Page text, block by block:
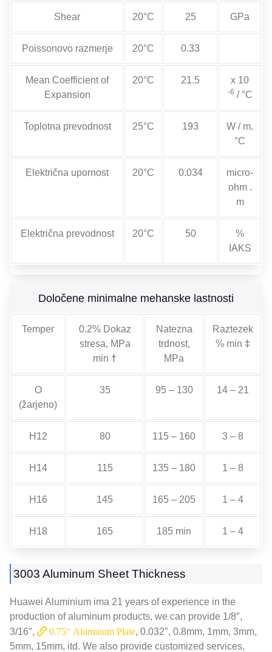
Shear 20°C 25 GPa
Poissonovo razmerje 20°C 0.33
Mean Coefficient of
Expansion
20°C 21.5 x 10
-6 / °C
Toplotna prevodnost 25°C 193
W / m.
°C
Električna upornost 20°C 0.034
micro-
ohm.
m
Električna prevodnost 20°C 50
%
IAKS
Določene minimalne mehanske lastnosti
Temper
0.2% Dokaz
stresa, MPa
min †
Natezna
trdnost,
MPa
Raztezek
% min ‡
O
(žarjeno)
35 95 – 130 14 – 21
H12 80 115 – 160 3 – 8
H14 115 135 – 180 1 – 8
H16 145 165 – 205 1 – 4
H18 165 185 min 1 – 4
3003 Aluminum Sheet Thickness
Huawei Aluminium ima 21 years of experience in the
production of aluminum products, we can provide 1/8″,
3/16″,
0.75″ Aluminum Plate, 0.032″, 0.8mm, 1mm, 3mm,
5mm, 15mm, itd. We also provide customized services,